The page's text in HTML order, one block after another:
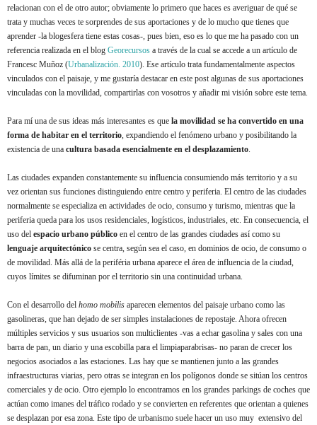
relacionan con el de otro autor; obviamente lo primero que haces es averiguar de qué se
trata y muchas veces te sorprendes de sus aportaciones y de lo mucho que tienes que
aprender -la blogesfera tiene estas cosas-, pues bien, eso es lo que me ha pasado con un
referencia realizada en el blog Georecursos a través de la cual se accede a un artículo de
Francesc Muñoz (Urbanalización. 2010). Ese artículo trata fundamentalmente aspectos
vinculados con el paisaje, y me gustaría destacar en este post algunas de sus aportaciones
vinculadas con la movilidad, compartirlas con vosotros y añadir mi visión sobre este tema.
Para mí una de sus ideas más interesantes es que la movilidad se ha convertido en una
forma de habitar en el territorio, expandiendo el fenómeno urbano y posibilitando la
existencia de una cultura basada esencialmente en el desplazamiento.
Las ciudades expanden constantemente su influencia consumiendo más territorio y a su
vez orientan sus funciones distinguiendo entre centro y periferia. El centro de las ciudades
normalmente se especializa en actividades de ocio, consumo y turismo, mientras que la
periferia queda para los usos residenciales, logísticos, industriales, etc. En consecuencia, el
uso del espacio urbano público en el centro de las grandes ciudades así como su
lenguaje arquitectónico se centra, según sea el caso, en dominios de ocio, de consumo o
de movilidad. Más allá de la periféria urbana aparece el área de influencia de la ciudad,
cuyos límites se difuminan por el territorio sin una continuidad urbana.
Con el desarrollo del homo mobilis aparecen elementos del paisaje urbano como las
gasolineras, que han dejado de ser simples instalaciones de repostaje. Ahora ofrecen
múltiples servicios y sus usuarios son multiclientes -vas a echar gasolina y sales con una
barra de pan, un diario y una escobilla para el limpiaparabrisas- no paran de crecer los
negocios asociados a las estaciones. Las hay que se mantienen junto a las grandes
infraestructuras viarias, pero otras se integran en los polígonos donde se sitúan los centros
comerciales y de ocio. Otro ejemplo lo encontramos en los grandes parkings de coches que
actúan como imanes del tráfico rodado y se convierten en referentes que orientan a quienes
se desplazan por esa zona. Este tipo de urbanismo suele hacer un uso muy extensivo del